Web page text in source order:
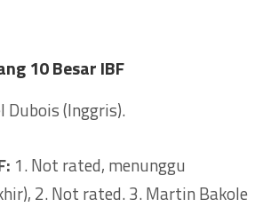
10 Besar IBF
Dubois (Inggris).
1. Not rated, menunggu
2. Not rated. 3. Martin Bakole